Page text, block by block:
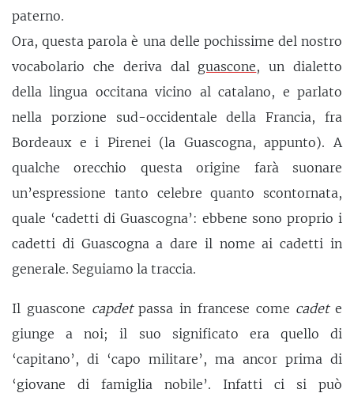
paterno.
Ora, questa parola è una delle pochissime del nostro
vocabolario che deriva dal guascone, un dialetto
della lingua occitana vicino al catalano, e parlato
nella porzione sud-occidentale della Francia, fra
Bordeaux e i Pirenei (la Guascogna, appunto). A
qualche orecchio questa origine farà suonare
un’espressione tanto celebre quanto scontornata,
quale ‘cadetti di Guascogna’: ebbene sono proprio i
cadetti di Guascogna a dare il nome ai cadetti in
generale. Seguiamo la traccia.
Il guascone capdetpassa in francese come cadete
giunge a noi; il suo significato era quello di
‘capitano’, di ‘capo militare’, ma ancor prima di
‘giovane di famiglia nobile’. Infatti ci si può